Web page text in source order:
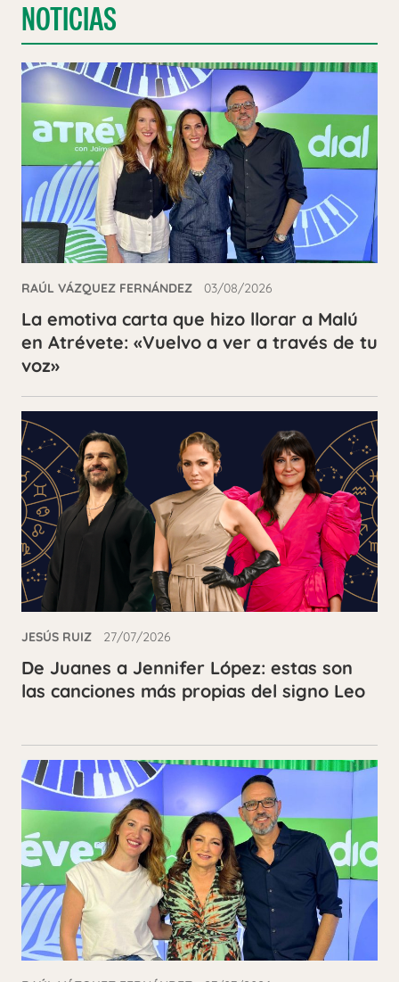
NOTICIAS
RAÚL VÁZQUEZ FERNÁNDEZ 03/08/2026
La emotiva carta que hizo llorar a Malú
en Atrévete: «Vuelvo a ver a través de tu
voz»
JESÚS RUIZ 27/07/2026
De Juanes a Jennifer López: estas son
las canciones más propias del signo Leo